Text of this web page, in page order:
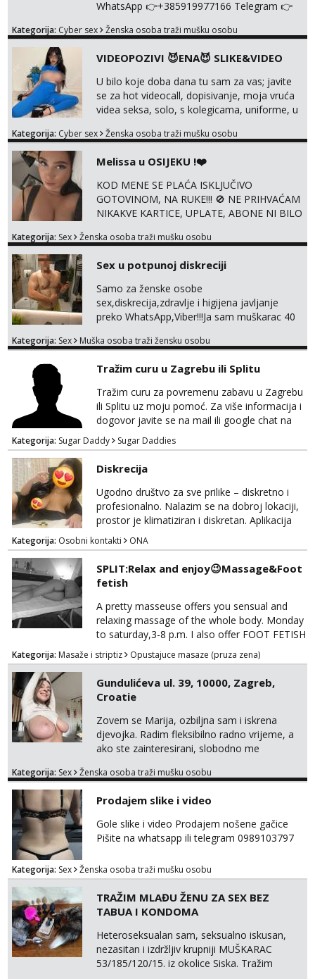
WhatsApp 👉+385919977166 Telegram 👉
solo i s partnerom, kolegicama
haljine, štikle, samostojeće itd. Nudim
svakakva videa seksa, pušenje, razne
lokacije, suradnje s kolegicama, fetiši..
Dopisivanje i slike također radim. NIŠTA UŽI...
Kategorija: Cyber sex Ženska osoba traži mušku osobu
VIDEOPOZIVI 😈ENA😈 SLIKE&VIDEO
U bilo koje doba dana tu sam za vas; javite
se za hot videocall, dopisivanje, moja vruća
videa seksa, solo, s kolegicama, uniforme, u
+385919977166 Telegram 👉
UŽIVO
Kategorija: Cyber sex Ženska osoba traži mušku osobu
Melissa u OSIJEKU !❤️
KOD MENE SE PLAĆA ISKLJUČIVO
GOTOVINOM, NA RUKE!!! 🚫 NE PRIHVAĆAM
NIKAKVE KARTICE, UPLATE, ABONE NI BILO
SAMO GOTOVINA!!! Moje fotografije su
za dopisivanja Za dogovor mi piši direktno na
WhatsApp – ako znaš što želiš, bit će ti
nagrađeno.
Kategorija: Sex Ženska osoba traži mušku osobu
Sex u potpunoj diskreciji
Samo za ženske osobe
sex,diskrecija,zdravlje i higijena javljanje
preko WhatsApp,Viber!!!Ja sam muškarac 40
sve stvar dogovora otvoren za sve
Kategorija: Sex Muška osoba traži žensku osobu
Tražim curu u Zagrebu ili Splitu
Tražim curu za povremenu zabavu u Zagrebu
ili Splitu uz moju pomoć. Za više informacija i
dogovor javite se na mail ili google chat na
oneofakind999111@gmail.com
Kategorija: Sugar Daddy Sugar Daddies
Diskrecija
Ugodno društvo za sve prilike – diskretno i
profesionalno. Nalazim se na dobroj lokaciji,
prostor je klimatiziran i diskretan. Aplikacija
what sapp 0957660399.
Kategorija: Osobni kontakti ONA
SPLIT:Relax and enjoy😉Massage&Foot
fetish
A pretty masseuse offers you sensual and
relaxing massage of the whole body. Monday
to saturday,3-8 p.m. I also offer FOOT FETISH
for lovers of beautiful feets👣👠👡👢 Calls
only,no messages! *NO SEX *PRIORITY IS
GIVEN TO REGULAR CLIENTS
Kategorija: Masaže i striptiz Opustajuce masaze (pruza zena)
Gundulićeva ul. 39, 10000, Zagreb,
Croatie
Zovem se Marija, ozbiljna sam i iskrena
djevojka. Radim fleksibilno radno vrijeme, a
ako ste zainteresirani, slobodno me
broj☎️:+385 92 451 2472
Kategorija: Sex Ženska osoba traži mušku osobu
Prodajem slike i video
Gole slike i video Prodajem nošene gačice
Pišite na whatsapp ili telegram 0989103797
Kategorija: Sex Ženska osoba traži mušku osobu
TRAŽIM MLAĐU ŽENU ZA SEX BEZ
TABUA I KONDOMA
Heteroseksualan sam, seksualno iskusan,
nezasitan i izdržljiv krupniji MUŠKARAC
53/185/120/15. iz okolice Siska. Tražim